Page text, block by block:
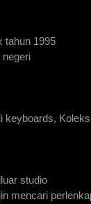
tahun 1995
keyboards,
studio
mencari